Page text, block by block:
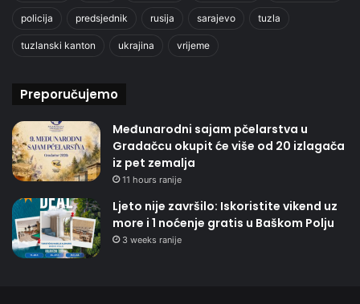
policija predsjednik rusija sarajevo tuzla
tuzlanski kanton ukrajina vrijeme
Preporučujemo
Međunarodni sajam pčelarstva u
Gradačcu okupit će više od 20 izlagača
iz pet zemalja
11 hours ranije
Ljeto nije završilo: Iskoristite vikend uz
more i 1 noćenje gratis u Baškom Polju
3 weeks ranije